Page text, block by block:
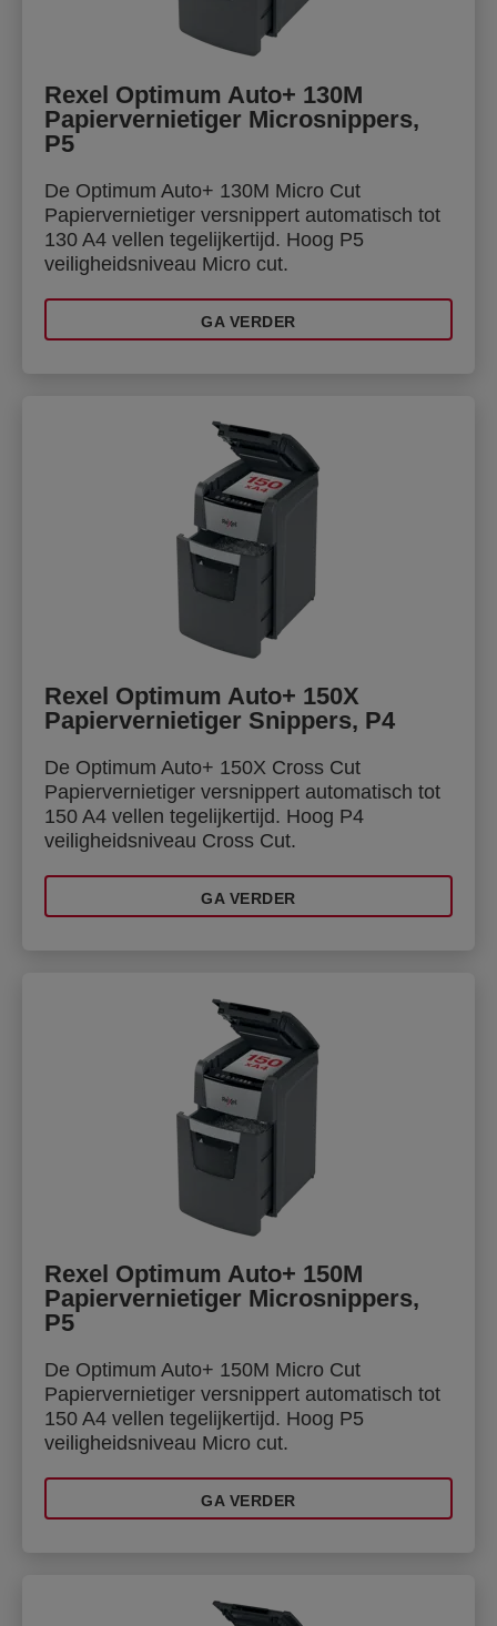
Rexel Optimum Auto+ 130M
Papiervernietiger Microsnippers,
P5
De Optimum Auto+ 130M Micro Cut
Papiervernietiger versnippert automatisch tot
130 A4 vellen tegelijkertijd. Hoog P5
veiligheidsniveau Micro cut.
GA VERDER
Rexel Optimum Auto+ 150X
Papiervernietiger Snippers, P4
De Optimum Auto+ 150X Cross Cut
Papiervernietiger versnippert automatisch tot
150 A4 vellen tegelijkertijd. Hoog P4
veiligheidsniveau Cross Cut.
GA VERDER
Rexel Optimum Auto+ 150M
Papiervernietiger Microsnippers,
P5
De Optimum Auto+ 150M Micro Cut
Papiervernietiger versnippert automatisch tot
150 A4 vellen tegelijkertijd. Hoog P5
veiligheidsniveau Micro cut.
GA VERDER